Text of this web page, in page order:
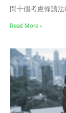
問十個考慮修讀
Read More »